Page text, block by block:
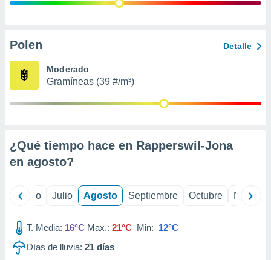
e
publicidad
Polen Detalle
Moderado
Gramíneas (39 #/m³)
¿Qué tiempo hace en Rapperswil-Jona
en agosto?
Junio Julio Agosto Septiembre Octubre
T. Media: 16°C Max.: 21°C Min: 12°C
Días de lluvia: 21 días